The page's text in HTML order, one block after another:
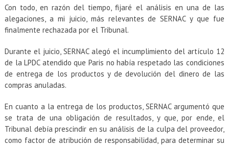
Con todo, en razón del tiempo, fijaré el análisis en una de las
alegaciones, a mi juicio, más relevantes de SERNAC y que fue
finalmente rechazada por el Tribunal.
Durante el juicio, SERNAC alegó el incumplimiento del artículo 12
de la LPDC atendido que Paris no había respetado las condiciones
de entrega de los productos y de devolución del dinero de las
compras anuladas.
En cuanto a la entrega de los productos, SERNAC argumentó que
se trata de una obligación de resultados, y que, por ende, el
Tribunal debía prescindir en su análisis de la culpa del proveedor,
como factor de atribución de responsabilidad, para determinar su